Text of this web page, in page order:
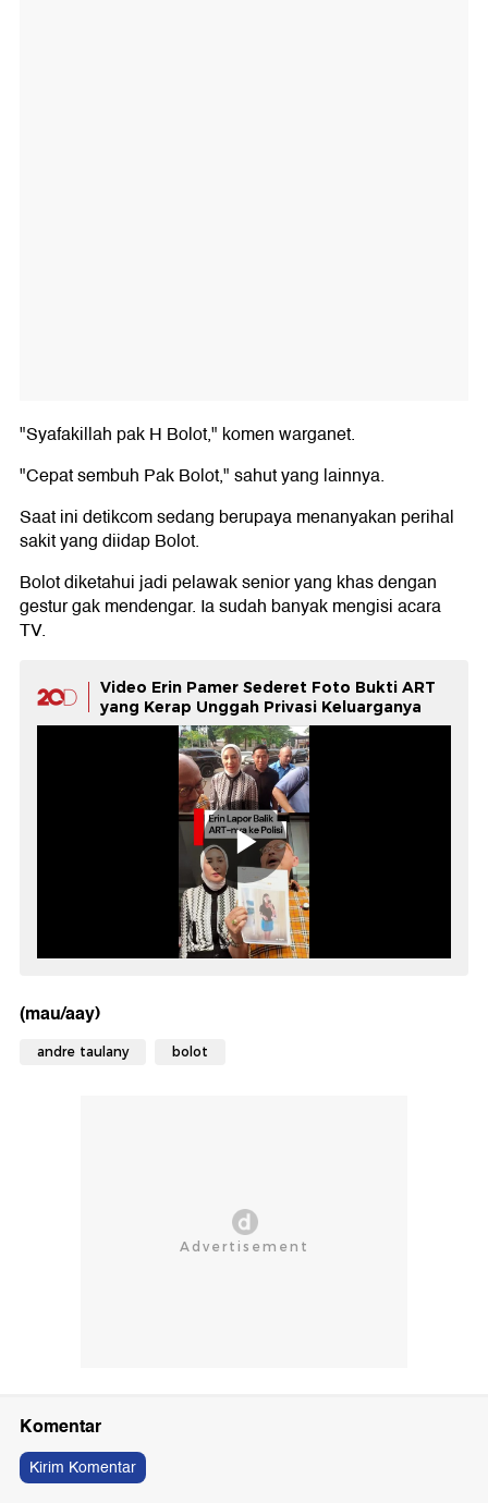
"Syafakillah pak H Bolot," komen warganet.
"Cepat sembuh Pak Bolot," sahut yang lainnya.
Saat ini detikcom sedang berupaya menanyakan perihal
sakit yang diidap Bolot.
Bolot diketahui jadi pelawak senior yang khas dengan
gestur gak mendengar. Ia sudah banyak mengisi acara
TV.
Video Erin Pamer Sederet Foto Bukti ART
yang Kerap Unggah Privasi Keluarganya
(mau/aay)
andre taulany bolot
Komentar
Kirim Komentar